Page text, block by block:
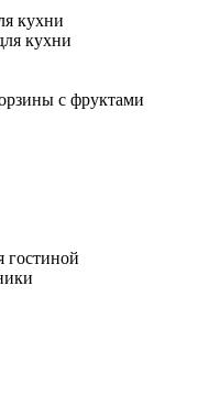
кухни
кухни
с фруктами
гостиной